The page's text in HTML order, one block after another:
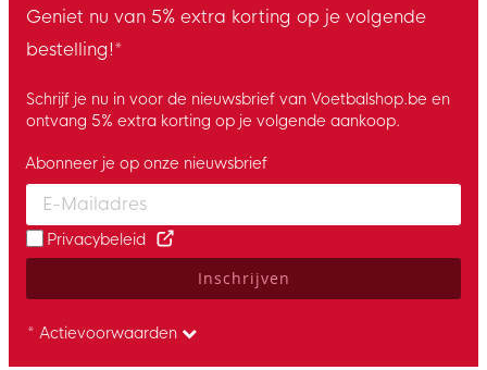
Geniet nu van 5% extra korting op je volgende
bestelling!*
Schrijf je nu in voor de nieuwsbrief van Voetbalshop.be en
ontvang 5% extra korting op je volgende aankoop.
Enter your email and accept the privacy policy to subscribe to
Abonneer je op onze nieuwsbrief
Privacybeleid
Inschrijven
* Actievoorwaarden